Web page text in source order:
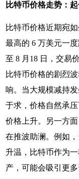
比特币价格走势：
比特币价格近期宛
最高的 6 万美元一
至 8 月18 日，交易
比特币价格的剧烈
响。当大规模减持
于求，价格自然承
价格上升。另一方
在推波助澜。例如
升温，比特币作为
产，可能会吸引更